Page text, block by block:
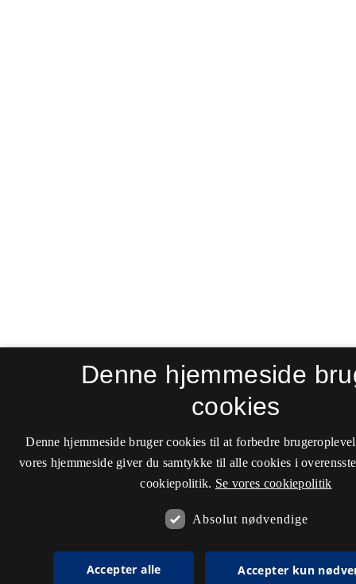
Denne hjemmeside
cookies
Denne hjemmeside bruger cookies til at forbedre
vores hjemmeside giver du samtykke til alle cookies i
cookiepolitik. Se vores cookiepolitik
Absolut nødvendige
Accepter alle Accepter kun